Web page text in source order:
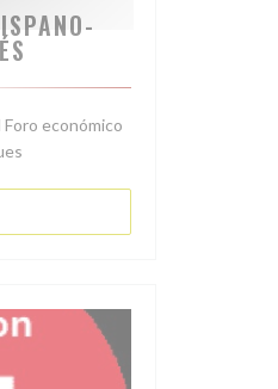
económico
NUMA NOVA JANELA))